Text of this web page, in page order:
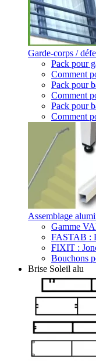
Garde-corps /
Pack pour
Comment
Pack pour
Comment
Pack pour
Comment
Assemblage
Gamme
FASTAB :
FIXIT :
Bouchons
Brise Soleil alu